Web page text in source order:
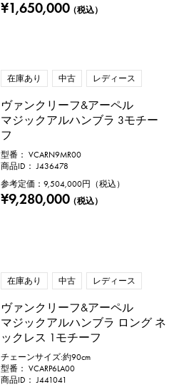
¥1,650,000（税込）
在庫あり 中古 レディース
ヴァンクリーフ&アーペル
マジックアルハンブラ 3モチー
フ
型番： VCARN9MR00
商品ID： J436478
参考定価：9,504,000円（税込）
¥9,280,000（税込）
在庫あり 中古 レディース
ヴァンクリーフ&アーペル
マジックアルハンブラ ロング ネ
ックレス 1モチーフ
チェーンサイズ:約90cm
型番： VCARP6LA00
商品ID： J441041